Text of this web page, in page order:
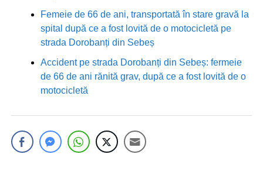
Femeie de 66 de ani, transportată în stare gravă la
spital după ce a fost lovită de o motocicletă pe
strada Dorobanți din Sebeș
Accident pe strada Dorobanți din Sebeș: fermeie
de 66 de ani rănită grav, după ce a fost lovită de o
motocicletă